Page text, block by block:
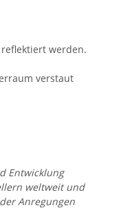
werden.
verstaut
Entwicklung
weltweit und
Anregungen